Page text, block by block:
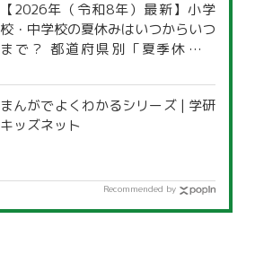
【2026年（令和8年）最新】小学
校・中学校の夏休みはいつからいつ
まで？ 都道府県別「夏季休暇一
まんがでよくわかるシリーズ | 学研
キッズネット
Recommended by